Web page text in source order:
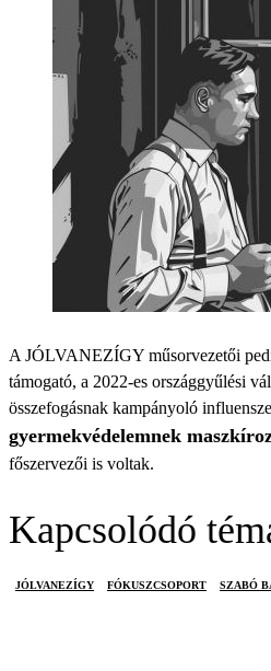
A JÓLVANEZÍGY műsorvezetői
támogató, a 2022-es országgyűlési
összefogásnak kampányoló
gyermekvédelemnek
főszervezői is voltak.
Kapcsolódó
JÓLVANEZÍGY FÓKUSZCSOPORT SZABÓ